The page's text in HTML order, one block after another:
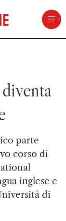
parte
corso di
inglese e
di